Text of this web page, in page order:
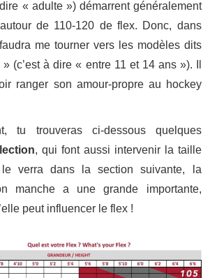
« adulte ») démarrent généralement
de 110-120 de flex. Donc, dans
me tourner vers les modèles dits
(c’est à dire « entre 11 et 14 ans »). Il
ranger son amour-propre au hockey
tu trouveras ci-dessous quelques
, qui font aussi intervenir la taille
verra dans la section suivante, la
manche a une grande importante,
peut influencer le flex !